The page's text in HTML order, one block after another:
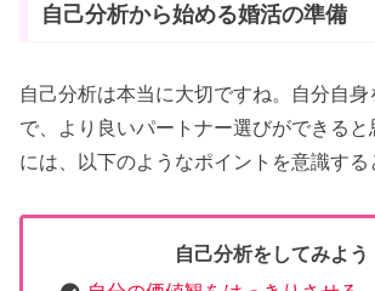
自己分析から始める婚活の準備
自己分析は本当に大切ですね。自分自身
で、より良いパートナー選びができる
には、以下のようなポイントを意識する
自己分析をしてみよう